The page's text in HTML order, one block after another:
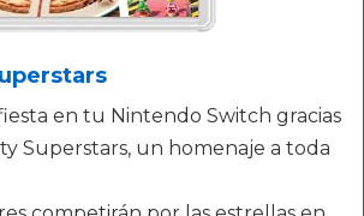
en tu Nintendo Switch gracias
Superstars, un homenaje a toda